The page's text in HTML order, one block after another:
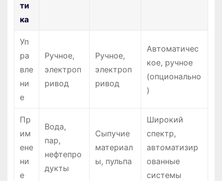
ти
ка
Уп
ра
вле
ни
е
Ручное,
электроп
ривод
Ручное,
электроп
ривод
Автоматичес
кое, ручное
(опционально
)
Пр
им
ене
ни
е
Вода,
пар,
нефтепро
дукты
Сыпучие
материал
ы, пульпа
Широкий
спектр,
автоматизир
ованные
системы